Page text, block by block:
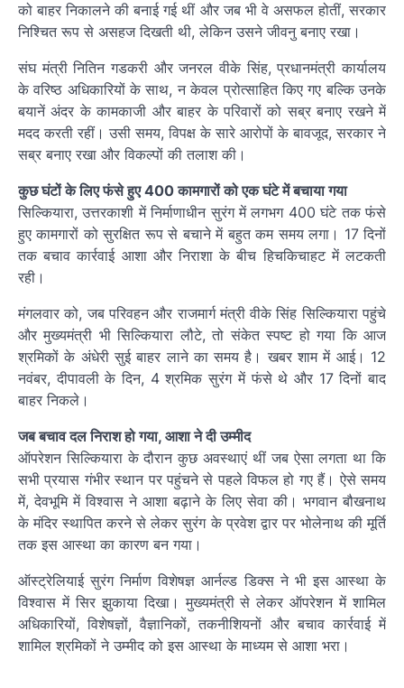
को बाहर निकालने की बनाई गई थीं और जब भी वे असफल होतीं, सरकार
निश्चित रूप से असहज दिखती थी, लेकिन उसने जीवनु बनाए रखा।
संघ मंत्री नितिन गडकरी और जनरल वीके सिंह, प्रधानमंत्री कार्यालय
के वरिष्ठ अधिकारियों के साथ, न केवल प्रोत्साहित किए गए बल्कि उनके
बयानें अंदर के कामकाजी और बाहर के परिवारों को सब्र बनाए रखने में
मदद करती रहीं। उसी समय, विपक्ष के सारे आरोपों के बावजूद, सरकार ने
सब्र बनाए रखा और विकल्पों की तलाश की।
कुछ घंटों के लिए फंसे हुए 400 कामगारों को एक घंटे में बचाया गया
सिल्कियारा, उत्तरकाशी में निर्माणाधीन सुरंग में लगभग 400 घंटे तक फंसे
हुए कामगारों को सुरक्षित रूप से बचाने में बहुत कम समय लगा। 17 दिनों
तक बचाव कार्रवाई आशा और निराशा के बीच हिचकिचाहट में लटकती
रही।
मंगलवार को, जब परिवहन और राजमार्ग मंत्री वीके सिंह सिल्कियारा पहुंचे
और मुख्यमंत्री भी सिल्कियारा लौटे, तो संकेत स्पष्ट हो गया कि आज
श्रमिकों के अंधेरी सुई बाहर लाने का समय है। खबर शाम में आई। 12
नवंबर, दीपावली के दिन, 4 श्रमिक सुरंग में फंसे थे और 17 दिनों बाद
बाहर निकले।
जब बचाव दल निराश हो गया, आशा ने दी उम्मीद
ऑपरेशन सिल्कियारा के दौरान कुछ अवस्थाएं थीं जब ऐसा लगता था कि
सभी प्रयास गंभीर स्थान पर पहुंचने से पहले विफल हो गए हैं। ऐसे समय
में, देवभूमि में विश्वास ने आशा बढ़ाने के लिए सेवा की। भगवान बौखनाथ
के मंदिर स्थापित करने से लेकर सुरंग के प्रवेश द्वार पर भोलेनाथ की मूर्ति
तक इस आस्था का कारण बन गया।
ऑस्ट्रेलियाई सुरंग निर्माण विशेषज्ञ आर्नल्ड डिक्स ने भी इस आस्था के
विश्वास में सिर झुकाया दिखा। मुख्यमंत्री से लेकर ऑपरेशन में शामिल
अधिकारियों, विशेषज्ञों, वैज्ञानिकों, तकनीशियनों और बचाव कार्रवाई में
शामिल श्रमिकों ने उम्मीद को इस आस्था के माध्यम से आशा भरा।